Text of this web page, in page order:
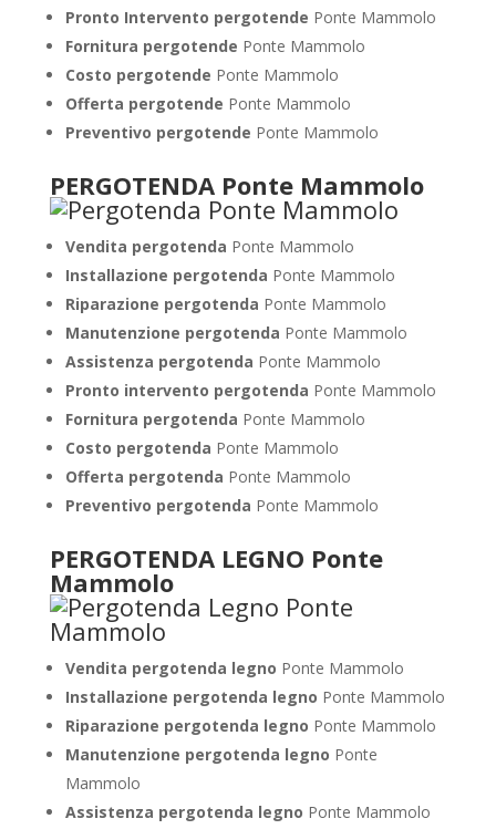
Pronto Intervento pergotende Ponte Mammolo
Fornitura pergotende Ponte Mammolo
Costo pergotende Ponte Mammolo
Offerta pergotende Ponte Mammolo
Preventivo pergotende Ponte Mammolo
PERGOTENDA Ponte Mammolo
Vendita pergotenda Ponte Mammolo
Installazione pergotenda Ponte Mammolo
Riparazione pergotenda Ponte Mammolo
Manutenzione pergotenda Ponte Mammolo
Assistenza pergotenda Ponte Mammolo
Pronto intervento pergotenda Ponte Mammolo
Fornitura pergotenda Ponte Mammolo
Costo pergotenda Ponte Mammolo
Offerta pergotenda Ponte Mammolo
Preventivo pergotenda Ponte Mammolo
PERGOTENDA LEGNO Ponte
Mammolo
Vendita pergotenda legno Ponte Mammolo
Installazione pergotenda legno Ponte Mammolo
Riparazione pergotenda legno Ponte Mammolo
Manutenzione pergotenda legno Ponte
Mammolo
Assistenza pergotenda legno Ponte Mammolo